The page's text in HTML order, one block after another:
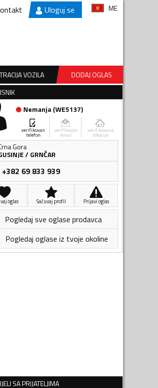
Uloguj se ME
VOZILA
DODAJ OGLAS
Nemanja(WE5137)
verifikovan
telefon
verifikovan
email
verifikovana
lokacija
Gora
/ GRNČAR
+382 69 833 939
oglas Sačuvaj profil Prijavi oglas
Pogledaj sve oglase prodavca
Pogledaj oglase iz tvoje okoline
SA PRIJATELJIMA